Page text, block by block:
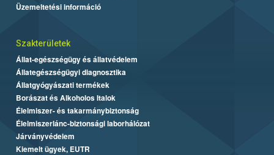
Üzemeltetési információ
Szakterületek
Állat-egészségügy és állatvédelem
Állategészségügyi diagnosztika
Állatgyógyászati termékek
Borászat és Alkoholos Italok
Élelmiszer- és takarmánybiztonság
Élelmiszerlánc-biztonsági laborhálózat
Járványvédelem
Kiemelt ügyek, EUTR